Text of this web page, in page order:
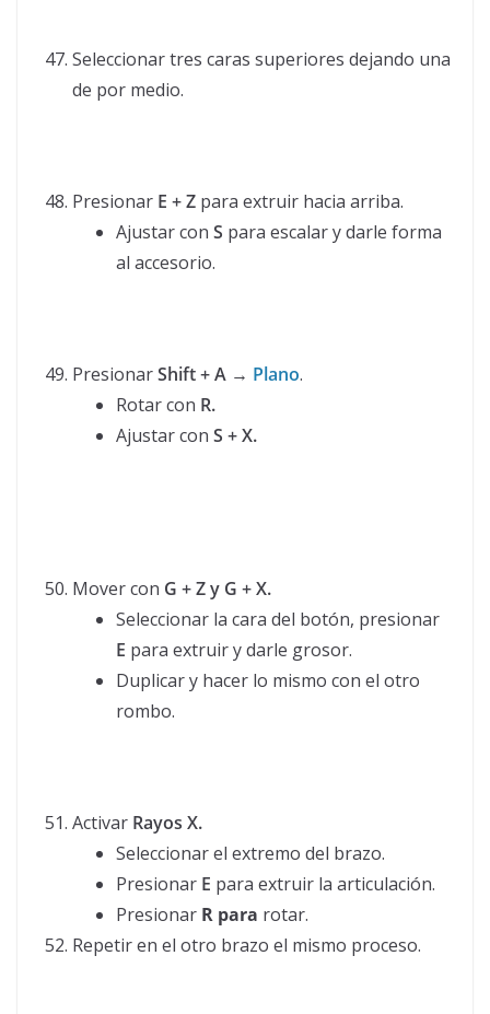
Seleccionar tres caras superiores dejando una
de por medio.
Presionar E + Z para extruir hacia arriba.
Ajustar con S para escalar y darle forma
al accesorio.
PresionarShift + A → Plano.
Rotar con R.
Ajustar con S + X.
Mover con G + Z y G + X.
Seleccionar la cara del botón, presionar
E para extruir y darle grosor.
Duplicar y hacer lo mismo con el otro
rombo.
Activar Rayos X.
Seleccionar el extremo del brazo.
Presionar E para extruir la articulación.
Presionar R para rotar.
Repetir en el otro brazo el mismo proceso.